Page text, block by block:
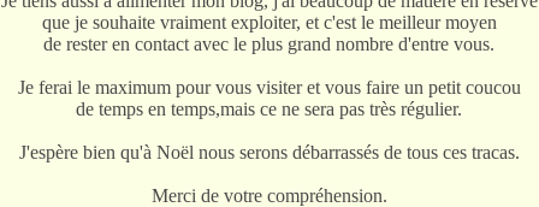
que je souhaite vraiment exploiter, et c'est le meilleur moyen
de rester en contact avec le plus grand nombre d'entre vous.
Je ferai le maximum pour vous visiter et vous faire un petit coucou
de temps en temps,mais ce ne sera pas très régulier.
J'espère bien qu'à Noël nous serons débarrassés de tous ces tracas.
Merci de votre compréhension.